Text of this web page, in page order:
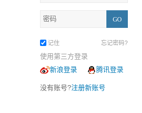
记住 忘记密码?
使用第三方登录
新浪登录
腾讯登录
没有账号?注册新账号